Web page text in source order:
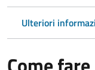
Ulteriori